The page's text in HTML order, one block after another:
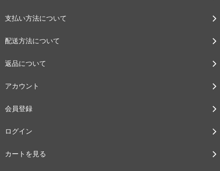
支払い方法について
配送方法について
返品について
アカウント
会員登録
ログイン
カートを見る